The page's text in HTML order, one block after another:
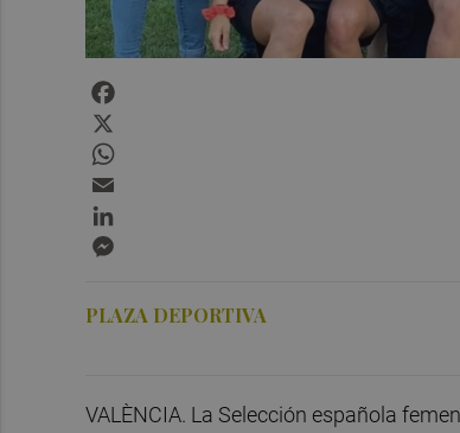
PLAZA DEPORTIVA
VALÈNCIA. La Selección española